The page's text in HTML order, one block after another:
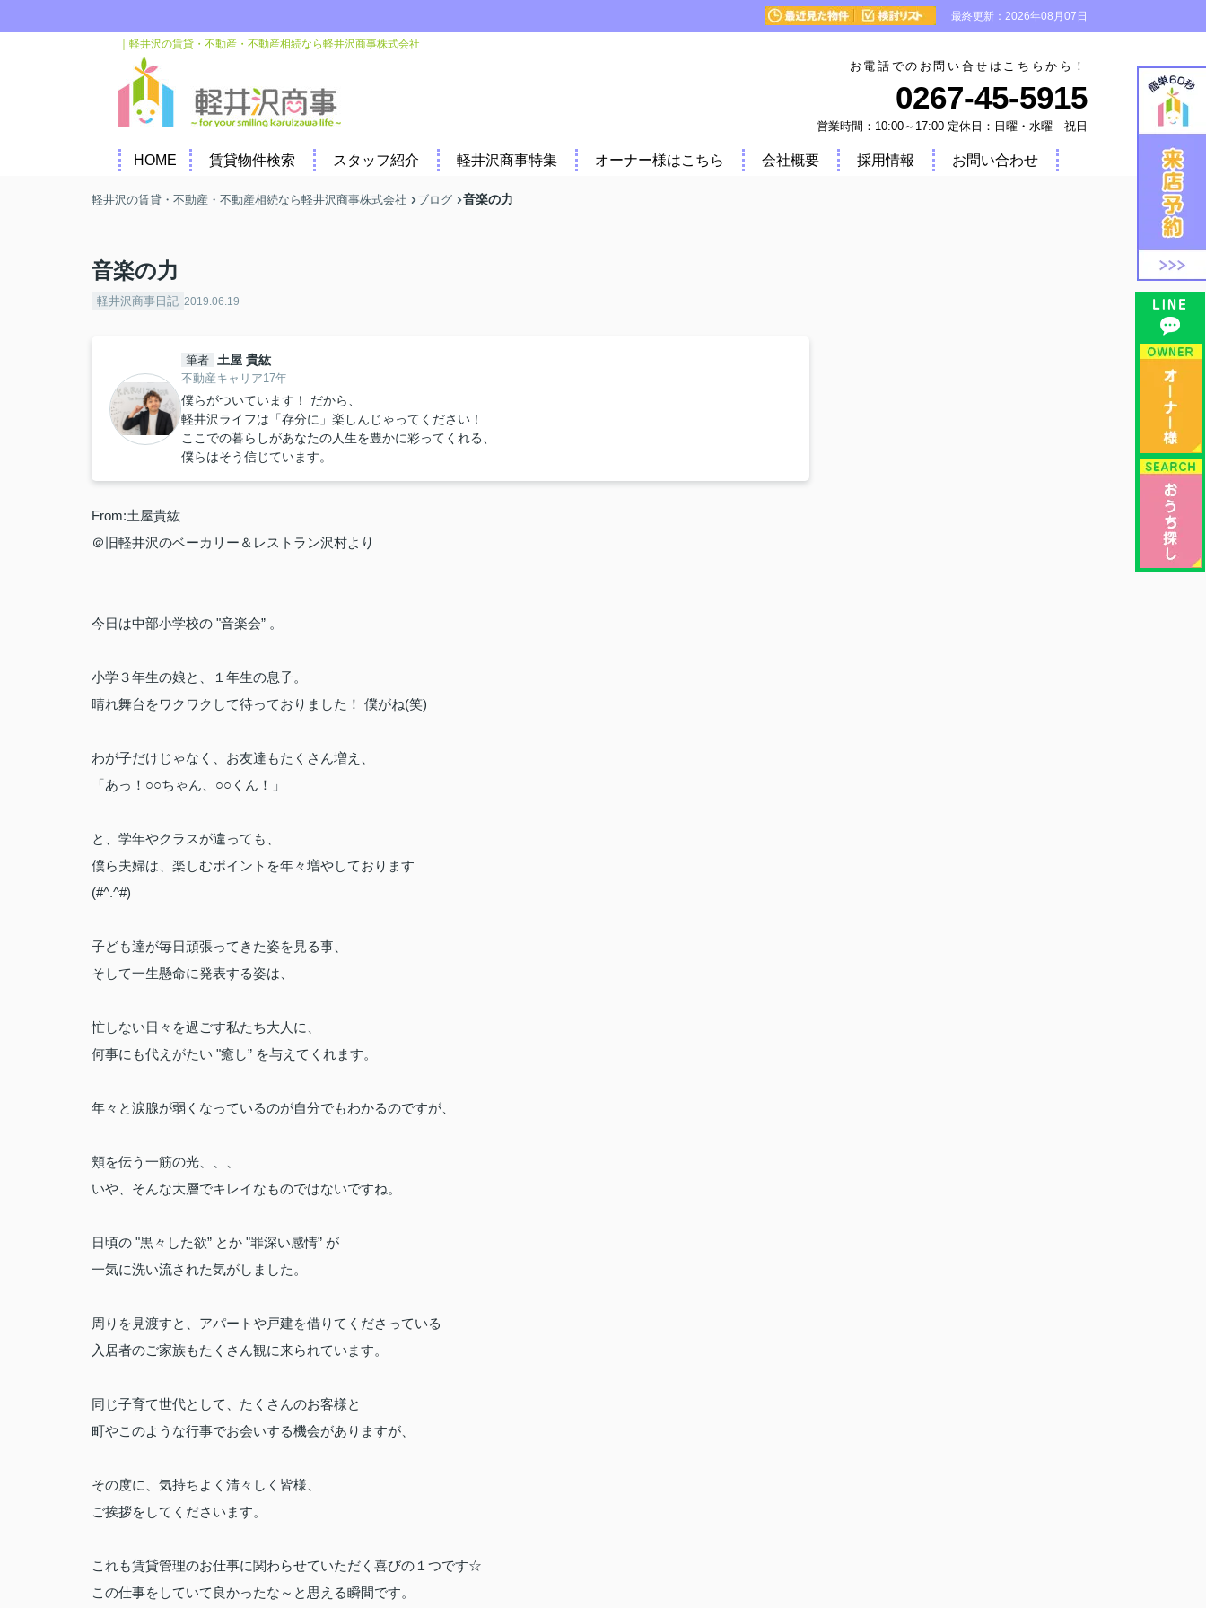
最終更新：2026年08月07日
｜軽井沢の賃貸・不動産・不動産相続なら軽井沢商事株式会社
お電話でのお問い合せはこちらから！
0267-45-5915
営業時間：10:00～17:00 定休日：日曜・水曜 祝日
HOME 賃貸物件検索 スタッフ紹介 軽井沢商事特集 オーナー様はこちら 会社概要 採用情報 お問い合わせ
軽井沢の賃貸・不動産・不動産相続なら軽井沢商事株式会社 ブログ 音楽の力
音楽の力
軽井沢商事日記 2019.06.19
筆者 土屋 貴紘
不動産キャリア17年
僕らがついています！ だから、
軽井沢ライフは「存分に」楽しんじゃってください！
ここでの暮らしがあなたの人生を豊かに彩ってくれる、
僕らはそう信じています。
From:土屋貴紘
＠旧軽井沢のベーカリー＆レストラン沢村より
今日は中部小学校の "音楽会” 。
小学３年生の娘と、１年生の息子。
晴れ舞台をワクワクして待っておりました！ 僕がね(笑)
わが子だけじゃなく、お友達もたくさん増え、
「あっ！○○ちゃん、○○くん！」
と、学年やクラスが違っても、
僕ら夫婦は、楽しむポイントを年々増やしております
(#^.^#)
子ども達が毎日頑張ってきた姿を見る事、
そして一生懸命に発表する姿は、
忙しない日々を過ごす私たち大人に、
何事にも代えがたい "癒し” を与えてくれます。
年々と涙腺が弱くなっているのが自分でもわかるのですが、
頬を伝う一筋の光、、、
いや、そんな大層でキレイなものではないですね。
日頃の "黒々した欲” とか "罪深い感情” が
一気に洗い流された気がしました。
周りを見渡すと、アパートや戸建を借りてくださっている
入居者のご家族もたくさん観に来られています。
同じ子育て世代として、たくさんのお客様と
町やこのような行事でお会いする機会がありますが、
その度に、気持ちよく清々しく皆様、
ご挨拶をしてくださいます。
これも賃貸管理のお仕事に関わらせていただく喜びの１つです☆
この仕事をしていて良かったな～と思える瞬間です。